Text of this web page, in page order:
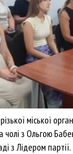
міської
чолі з Ольгою
з Лідером партії.